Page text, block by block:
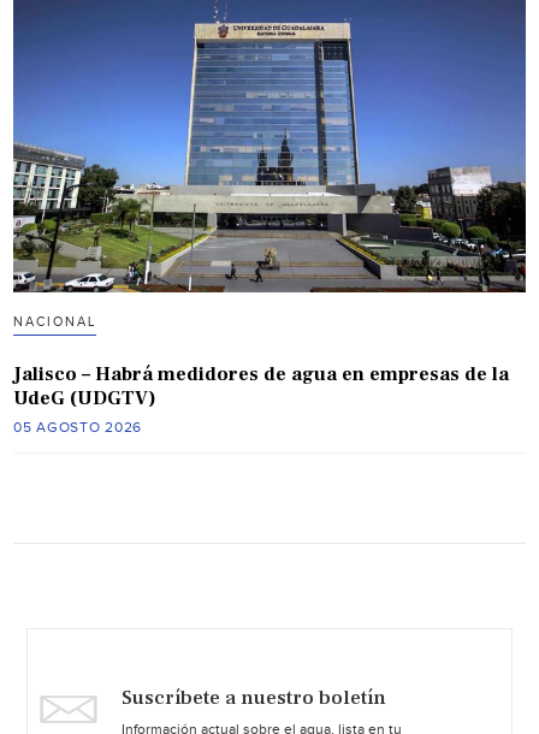
NACIONAL
Jalisco – Habrá medidores de agua en empresas de la
UdeG (UDGTV)
05 AGOSTO 2026
Suscríbete a nuestro boletín
Información actual sobre el agua, lista en tu